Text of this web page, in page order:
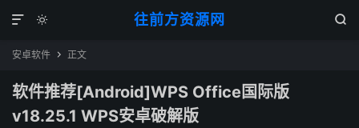
往前方资源网
 

安卓软件  正文
软件推荐[Android]WPS Office国际版
v18.25.1 WPS安卓破解版